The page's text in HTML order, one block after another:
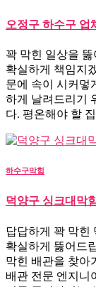
오정구 하수구 업
꽉 막힌 일상을
확실하게 책임지
문에 속이 시커멓
하게 날려드리기
다. 평온해야 할
하수구막힘
덕양구 싱크대막
답답하게 꽉 막힌
확실하게 뚫어드
막힌 배관을 찾아
배관 전문 엔지니